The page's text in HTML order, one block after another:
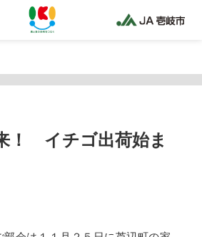
on false in /home/jaiki2021/ja-iki.jp/public_html/wp-
on line425
！ イチゴ出荷始ま